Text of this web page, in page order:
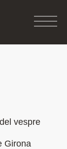
vespre
Girona